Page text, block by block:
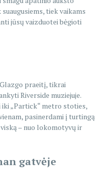
tiek vaikams
jūsų vaizduotei bėgioti
praeitį, tikrai
Riverside muziejuje.
„Partick“ metro stoties,
pasinerdami į turtingą
– nuo lokomotyvų ir
gatvėje